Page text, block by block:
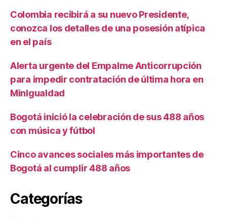
Colombia recibirá a su nuevo Presidente,
conozca los detalles de una posesión atípica
en el país
Alerta urgente del Empalme Anticorrupción
para impedir contratación de última hora en
MinIgualdad
Bogotá inició la celebración de sus 488 años
con música y fútbol
Cinco avances sociales más importantes de
Bogotá al cumplir 488 años
Categorías